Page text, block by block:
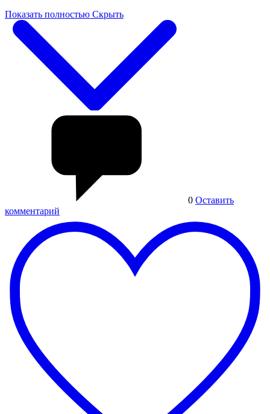
Показать полностью Скрыть
0 Оставить
комментарий